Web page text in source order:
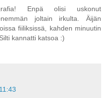
Enpä olisi uskonut
joltain irkulta. Äijän
fiiliksissä, kahden minuutin
kannatti katsoa :)